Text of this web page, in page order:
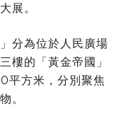
展。
分為位於人民廣場
樓的「黃金帝國」
平方米，分別聚焦
。